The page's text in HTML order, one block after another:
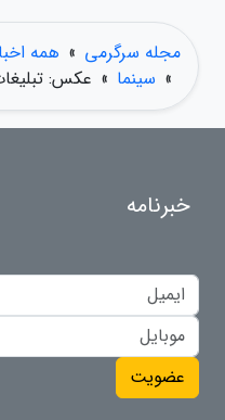
مجله سرگرمی » همه
» سینما » عکس:
خبرنامه
عضویت